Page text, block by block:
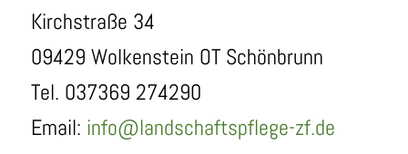
Kirchstraße 34
09429 Wolkenstein OT Schönbrunn
Tel. 037369 274290
Email: info@landschaftspflege-zf.de